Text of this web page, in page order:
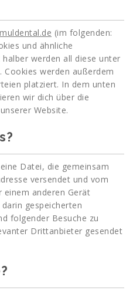
(im folgenden:
und ähnliche
werden all diese unter
werden außerdem
platziert. In dem unten
wir dich über die
Website.
Datei, die gemeinsam
versendet und vom
einem anderen Gerät
gespeicherten
folgender Besuche zu
Drittanbieter gesendet